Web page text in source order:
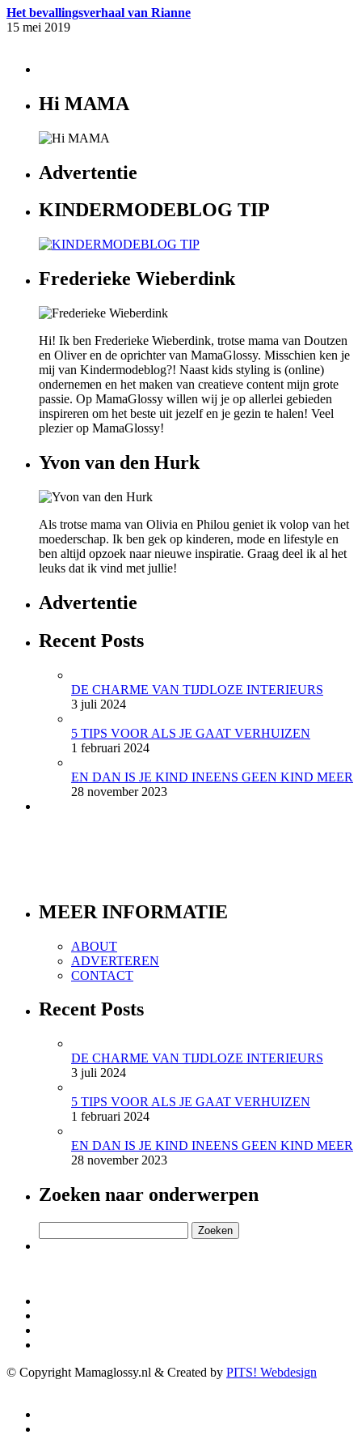
Het bevallingsverhaal van Rianne
15 mei 2019
Hi MAMA
Advertentie
KINDERMODEBLOG TIP
Frederieke Wieberdink
Hi! Ik ben Frederieke Wieberdink, trotse mama van Doutzen
en Oliver en de oprichter van MamaGlossy. Misschien ken je
mij van Kindermodeblog?! Naast kids styling is (online)
ondernemen en het maken van creatieve content mijn grote
passie. Op MamaGlossy willen wij je op allerlei gebieden
inspireren om het beste uit jezelf en je gezin te halen! Veel
plezier op MamaGlossy!
Yvon van den Hurk
Als trotse mama van Olivia en Philou geniet ik volop van het
moederschap. Ik ben gek op kinderen, mode en lifestyle en
ben altijd opzoek naar nieuwe inspiratie. Graag deel ik al het
leuks dat ik vind met jullie!
Advertentie
Recent Posts
DE CHARME VAN TIJDLOZE INTERIEURS
3 juli 2024
5 TIPS VOOR ALS JE GAAT VERHUIZEN
1 februari 2024
EN DAN IS JE KIND INEENS GEEN KIND MEER
28 november 2023
MEER INFORMATIE
ABOUT
ADVERTEREN
CONTACT
Recent Posts
DE CHARME VAN TIJDLOZE INTERIEURS
3 juli 2024
5 TIPS VOOR ALS JE GAAT VERHUIZEN
1 februari 2024
EN DAN IS JE KIND INEENS GEEN KIND MEER
28 november 2023
Zoeken naar onderwerpen
naar:
© Copyright Mamaglossy.nl & Created by PITS! Webdesign